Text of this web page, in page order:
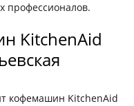
KitchenAid
кофемашин KitchenAid